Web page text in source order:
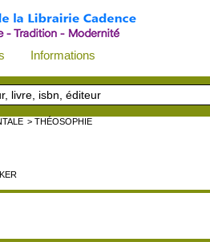
Informations
> THÉOSOPHIE